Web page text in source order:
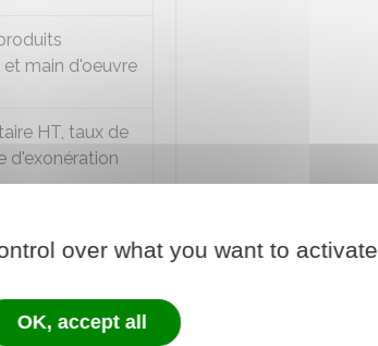
main d'oeuvre
HT, taux de
d'exonération
de la vente
liée à cette
over what you want to activate
OK, accept all